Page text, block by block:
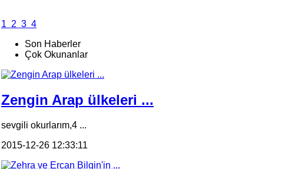
1 2 3 4
Son Haberler
Çok Okunanlar
Zengin Arap ülkeleri ...
sevgili okurlarım,4 ...
2015-12-26 12:33:11